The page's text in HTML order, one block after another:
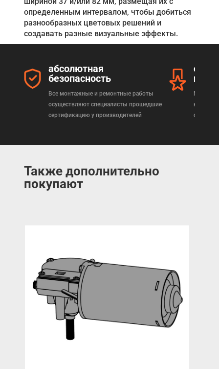
определенным интервалом, чтобы добиться
разнообразных цветовых решений и
создавать разные визуальные эффекты.
абсолютная
безопасность
Все монтажные и ремонтные работы
осуществляют специалисты прошедшие
сертификацию у производителей
Мы
Также дополнительно
покупают